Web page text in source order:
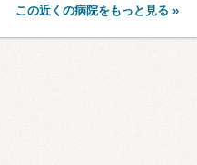
この近くの病院をもっと見る »